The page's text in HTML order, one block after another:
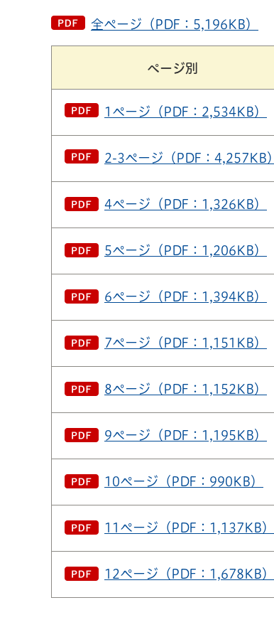
全ページ（PDF：5,196KB）
ページ別
1ページ（PDF：2,534KB）
2-3ページ（PDF：4,257KB）
4ページ（PDF：1,326KB）
5ページ（PDF：1,206KB）
6ページ（PDF：1,394KB）
7ページ（PDF：1,151KB）
8ページ（PDF：1,152KB）
9ページ（PDF：1,195KB）
10ページ（PDF：990KB）
11ページ（PDF：1,137KB）
12ページ（PDF：1,678KB）